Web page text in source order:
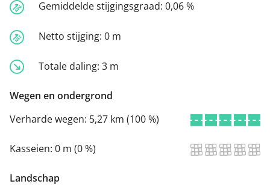
Gemiddelde stijgingsgraad: 0,06 %
Netto stijging: 0 m
Totale daling: 3 m
Wegen en ondergrond
Verharde wegen: 5,27 km (100 %)
Kasseien: 0 m (0 %)
Landschap